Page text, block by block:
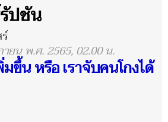
ปชัน
ยน พ.ศ. 2565, 02.00 น.
มขึ้น หรือ เราจับคนโกงได้